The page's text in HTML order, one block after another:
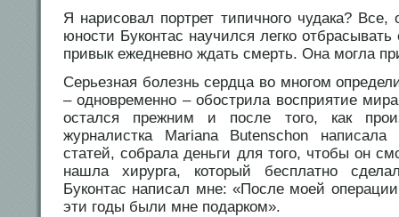
Я нарисовал портрет типичного чудака? Все,
юности Буконтас научился легко
привык ежедневно ждать смерть. Она могла
Серьезная болезнь сердца во многом
– одновременно – обострила восприятие
остался прежним и после того, как
журналистка Mariana Butenschon
статей, собрала деньги для того, чтобы он
нашла хирурга, который бесплатно
Буконтас написал мне: «После моей
эти годы были мне подарком».